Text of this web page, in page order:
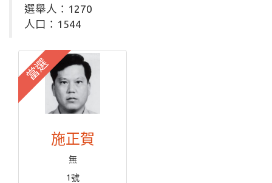
選舉人：1270
人口：1544
當選
施正賀
無
1號